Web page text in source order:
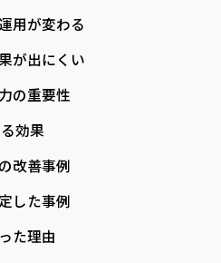
用が変わる
が出にくい
の重要性
効果
改善事例
した事例
た理由